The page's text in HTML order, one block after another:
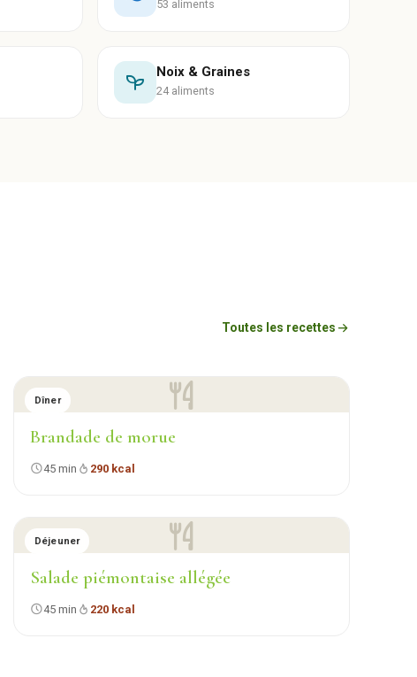
53 aliments
Noix & Graines
24 aliments
Toutes les recettes
Dîner
Brandade de morue
45 min 290 kcal
Déjeuner
Salade piémontaise allégée
45 min 220 kcal